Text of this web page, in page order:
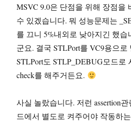
MSVC 9.0은 단점을 위해 장점을
수 있겠습니다. 뭐 성능문제는
를 끄니 5%내외로 낮아지긴 했
군요. 결국 STLPort를 VC9용으
STLPort도 STLP_DEBUG모드로
check를 해주거든요.
사실 놀랐습니다. 저런 assertion관
드에서 별도로 켜주어야 작동하